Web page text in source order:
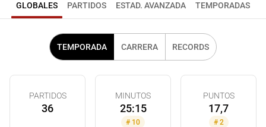
GLOBALES PARTIDOS ESTAD. AVANZADA TEMPORADAS
TEMPORADA CARRERA RECORDS
PARTIDOS
36
MINUTOS
25:15
# 10
PUNTOS
17,7
# 2